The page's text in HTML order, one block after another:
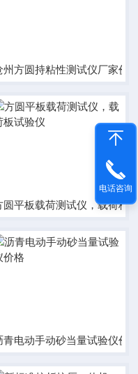
州方圆持粘性测试仪厂家价
圆平板载荷测试仪，载荷板
青电动手动砂当量试验仪价
电话咨询